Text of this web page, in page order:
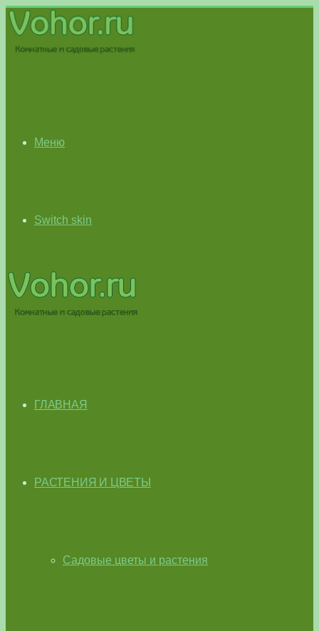
Меню
Switch skin
ГЛАВНАЯ
РАСТЕНИЯ И ЦВЕТЫ
Садовые цветы и растения